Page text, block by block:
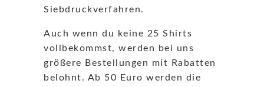
Siebdruckverfahren.
Auch wenn du keine 25 Shirts
vollbekommst, werden bei uns
größere Bestellungen mit Rabatten
belohnt. Ab 50 Euro werden die